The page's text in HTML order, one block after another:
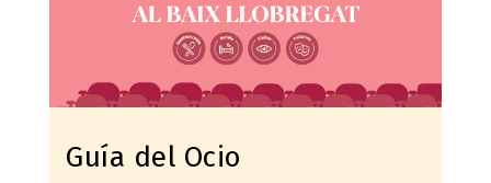
Guía del Ocio